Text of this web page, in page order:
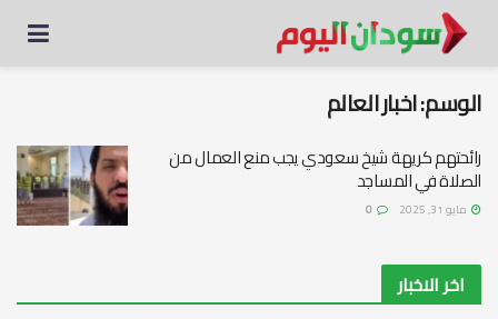
الوسم:اخبار العالم
رائحتهم كريهة شيخ سعودي يجب منع العمال من
الصلاة في المساجد
مايو 31, 2025
اخر الاخبار